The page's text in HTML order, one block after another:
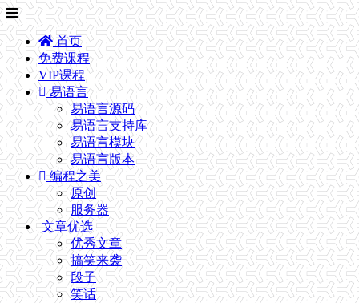
首页
免费课程
VIP课程
易语言
易语言源码
易语言支持库
易语言模块
易语言版本
编程之美
原创
服务器
文章优选
优秀文章
搞笑来袭
段子
笑话